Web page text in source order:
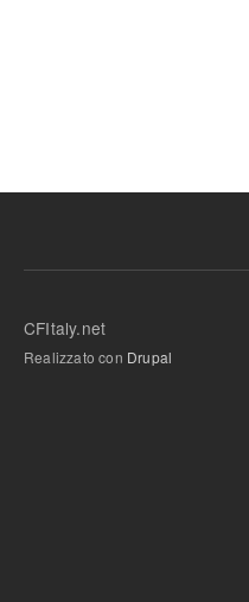
CFItaly.net
Realizzato con Drupal